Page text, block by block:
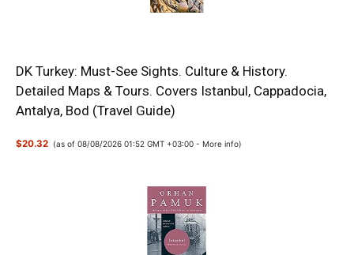
DK Turkey: Must-See Sights. Culture & History.
Detailed Maps & Tours. Covers Istanbul, Cappadocia,
Antalya, Bod (Travel Guide)
$20.32 (as of 08/08/2026 01:52 GMT +03:00 -More info)